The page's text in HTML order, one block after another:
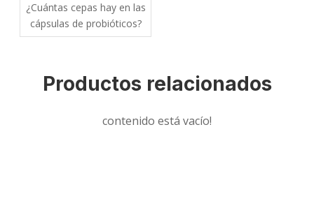
¿Cuántas cepas hay en las
cápsulas de probióticos?
Productos relacionados
contenido está vacío!